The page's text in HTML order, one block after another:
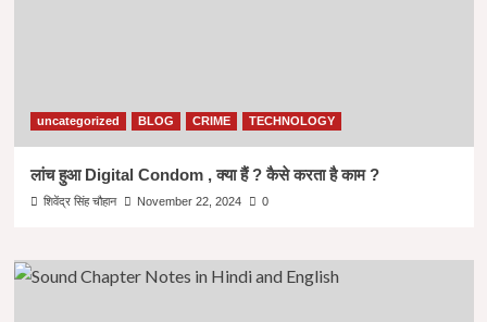
uncategorized BLOG CRIME TECHNOLOGY
लांच हुआ Digital Condom , क्या हैं ? कैसे करता है काम ?
शिवेंद्र सिंह चौहान November 22, 2024 0